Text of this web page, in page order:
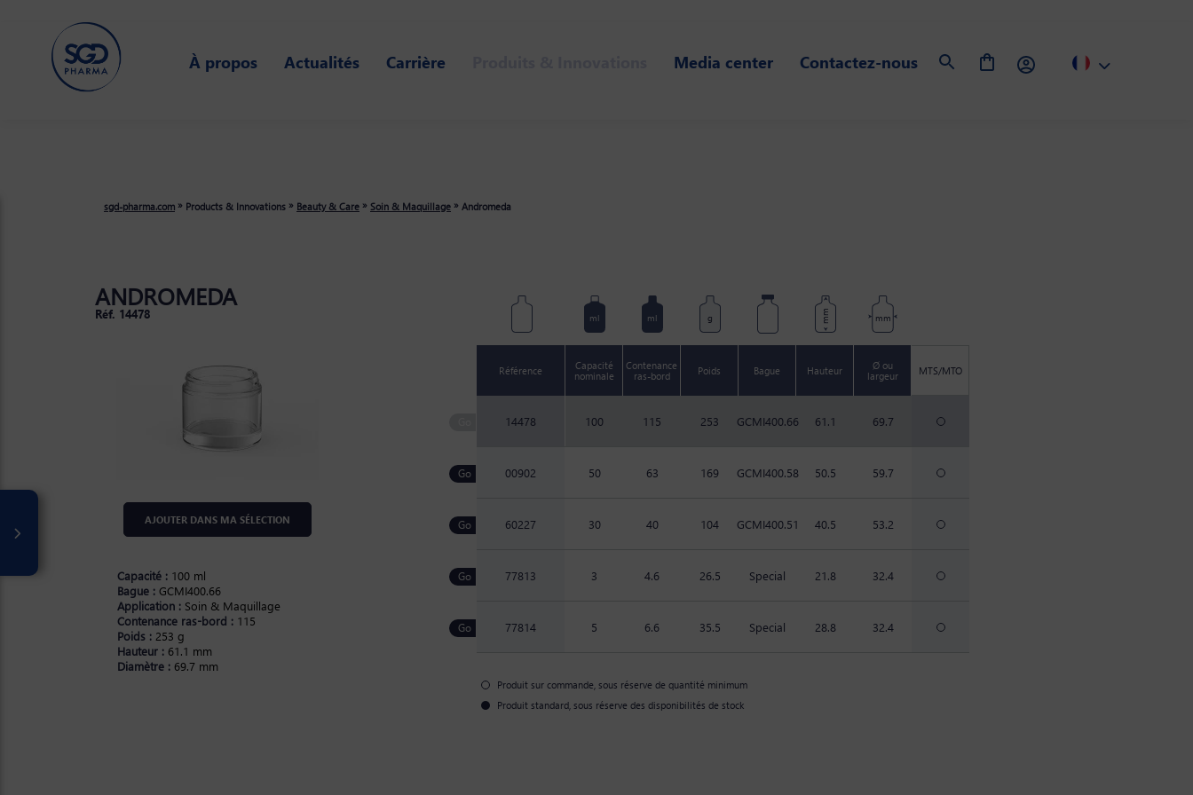
À propos Actualités Carrière Media center Contactez-nous
sgd-pharma.com » Products & Innovations » Beauty & Care » Soin & Maquillage » Andromeda
ANDROMEDA
Réf. 14478
AJOUTER DANS MA SÉLECTION
Capacité : 100 ml
Bague : GCMI400.66
Application : Soin & Maquillage
Contenance ras-bord : 115
Poids : 253 g
Hauteur : 61.1 mm
Diamètre : 69.7 mm
ml ml g mm mm
Référence
Capacité
nominale
Contenance
ras-bord
Poids Bague Hauteur
Ø ou
largeur
MTS/MTO
14478 100 115 253 GCMI400.66 61.1 69.7
00902 50 63 169 GCMI400.58 50.5 59.7
60227 30 40 104 GCMI400.51 40.5 53.2
77813 3 4.6 26.5 Special 21.8 32.4
77814 5 6.6 35.5 Special 28.8 32.4
Produit sur commande, sous réserve de quantité minimum
Produit standard, sous réserve des disponibilités de stock